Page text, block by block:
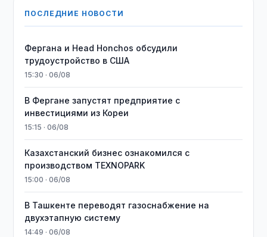
ПОСЛЕДНИЕ НОВОСТИ
Фергана и Head Honchos обсудили
трудоустройство в США
15:30 · 06/08
В Фергане запустят предприятие с
инвестициями из Кореи
15:15 · 06/08
Казахстанский бизнес ознакомился с
производством TEXNOPARK
15:00 · 06/08
В Ташкенте переводят газоснабжение на
двухэтапную систему
14:49 · 06/08